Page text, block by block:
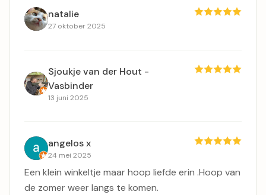
natalie
27 oktober 2025
Sjoukje van der Hout -
Vasbinder
13 juni 2025
angelos x
24 mei 2025
Een klein winkeltje maar hoop liefde erin .Hoop van
de zomer weer langs te komen.